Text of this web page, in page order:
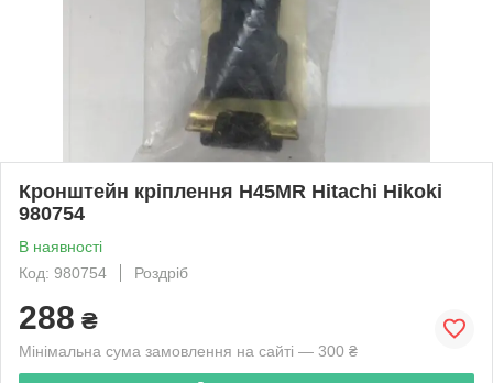
Кронштейн кріплення H45MR Hitachi Hikoki
980754
В наявності
Код: 980754
Роздріб
288 ₴
Мінімальна сума замовлення на сайті — 300 ₴